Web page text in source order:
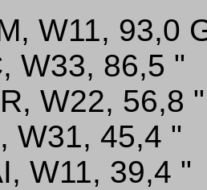
W11, 93,0
W33, 86,5 "
W22, 56,8 "
W31, 45,4 "
W11, 39,4 "